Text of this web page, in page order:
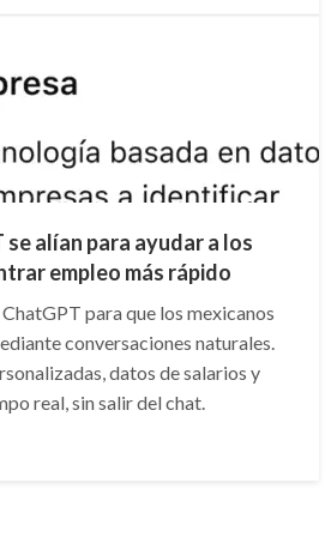
se alían para ayudar a los
empleo más rápido
para que los mexicanos
conversaciones naturales.
datos de salarios y
real, sin salir del chat.